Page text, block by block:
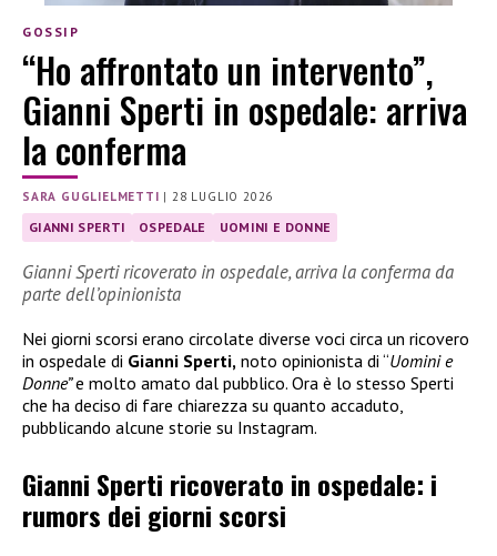
GOSSIP
“Ho affrontato un intervento”,
Gianni Sperti in ospedale: arriva
la conferma
SARA GUGLIELMETTI |28 LUGLIO 2026
GIANNI SPERTI OSPEDALE UOMINI E DONNE
Gianni Sperti ricoverato in ospedale, arriva la conferma da
parte dell’opinionista
Nei giorni scorsi erano circolate diverse voci circa un ricovero
in ospedale di Gianni Sperti, noto opinionista di “Uomini e
Donne”e molto amato dal pubblico. Ora è lo stesso Sperti
che ha deciso di fare chiarezza su quanto accaduto,
pubblicando alcune storie su Instagram.
Gianni Sperti ricoverato in ospedale: i
rumors dei giorni scorsi